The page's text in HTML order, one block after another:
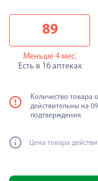
89
Меньше 4 мес.
Есть в 16 аптеках
Количество товара
действительны на
подтверждения
Цена товара